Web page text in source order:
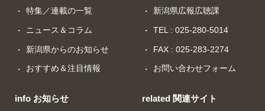
特集／連載の一覧
ニュース＆コラム
新潟県からのお知らせ
おすすめ＆注目情報
info お知らせ
新潟県広報広聴課
TEL : 025-280-5014
FAX : 025-283-2274
お問い合わせフォーム
related 関連サイト